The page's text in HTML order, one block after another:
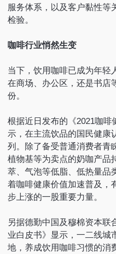
服务体系，以及客户黏性等
检验。
咖啡行业悄然生变
当下，饮用咖啡已成为年轻
在商场、办公区，还是书店
份。
根据近日发布的《2021咖啡
示，在主流饮品的国民健康
列。除了备受普通消费者青
植物基等为卖点的奶咖产品
萃、气泡等低脂、低热量品
着咖啡健康价值加速普及，
步上涨的一股重要力量。
另据德勤中国及穆棉资本联
业白皮书》显示，一二线城
地，养成饮用咖啡习惯的消